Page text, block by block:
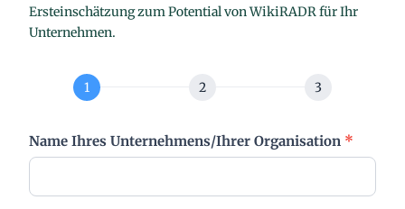
Ersteinschätzung zum Potential von WikiRADR für Ihr
Unternehmen.
r
s
Name Ihres Unternehmens/Ihrer Organisation *